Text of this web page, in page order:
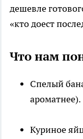
дешевле
«кто доест
Что нам
Спелый
ароматнее).
Куриное